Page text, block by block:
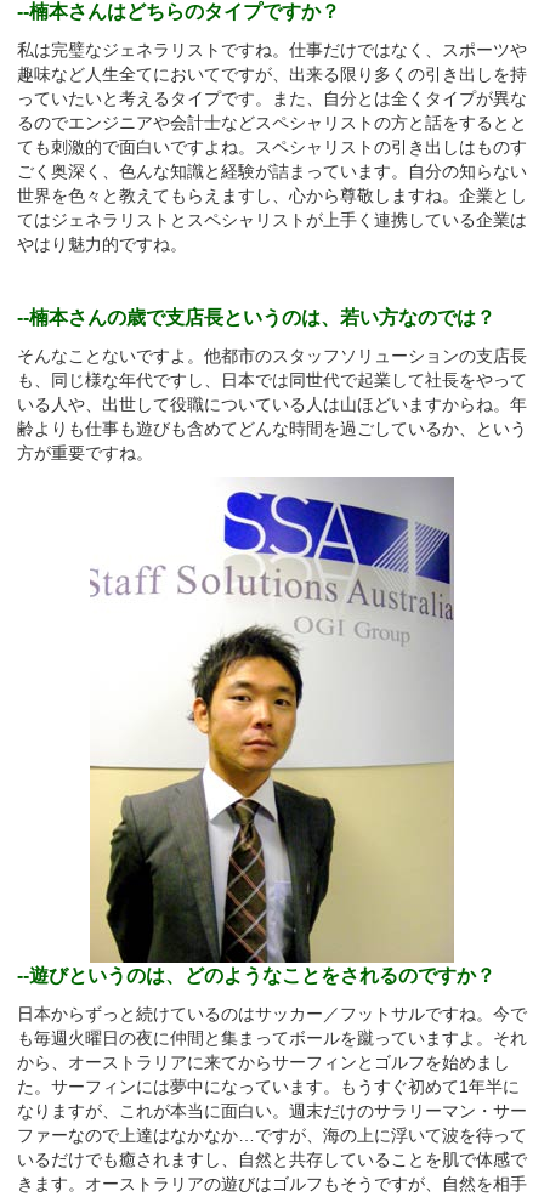
--楠本さんはどちらのタイプですか？
私は完璧なジェネラリストですね。仕事だけではなく、スポーツや
趣味など人生全てにおいてですが、出来る限り多くの引き出しを持
っていたいと考えるタイプです。また、自分とは全くタイプが異な
るのでエンジニアや会計士などスペシャリストの方と話をするとと
ても刺激的で面白いですよね。スペシャリストの引き出しはものす
ごく奥深く、色んな知識と経験が詰まっています。自分の知らない
世界を色々と教えてもらえますし、心から尊敬しますね。企業とし
てはジェネラリストとスペシャリストが上手く連携している企業は
やはり魅力的ですね。
--楠本さんの歳で支店長というのは、若い方なのでは？
そんなことないですよ。他都市のスタッフソリューションの支店長
も、同じ様な年代ですし、日本では同世代で起業して社長をやって
いる人や、出世して役職についている人は山ほどいますからね。年
齢よりも仕事も遊びも含めてどんな時間を過ごしているか、という
方が重要ですね。
--遊びというのは、どのようなことをされるのですか？
日本からずっと続けているのはサッカー／フットサルですね。今で
も毎週火曜日の夜に仲間と集まってボールを蹴っていますよ。それ
から、オーストラリアに来てからサーフィンとゴルフを始めまし
た。サーフィンには夢中になっています。もうすぐ初めて1年半に
なりますが、これが本当に面白い。週末だけのサラリーマン・サー
ファーなので上達はなかなか…ですが、海の上に浮いて波を待って
いるだけでも癒されますし、自然と共存していることを肌で体感で
きます。オーストラリアの遊びはゴルフもそうですが、自然を相手